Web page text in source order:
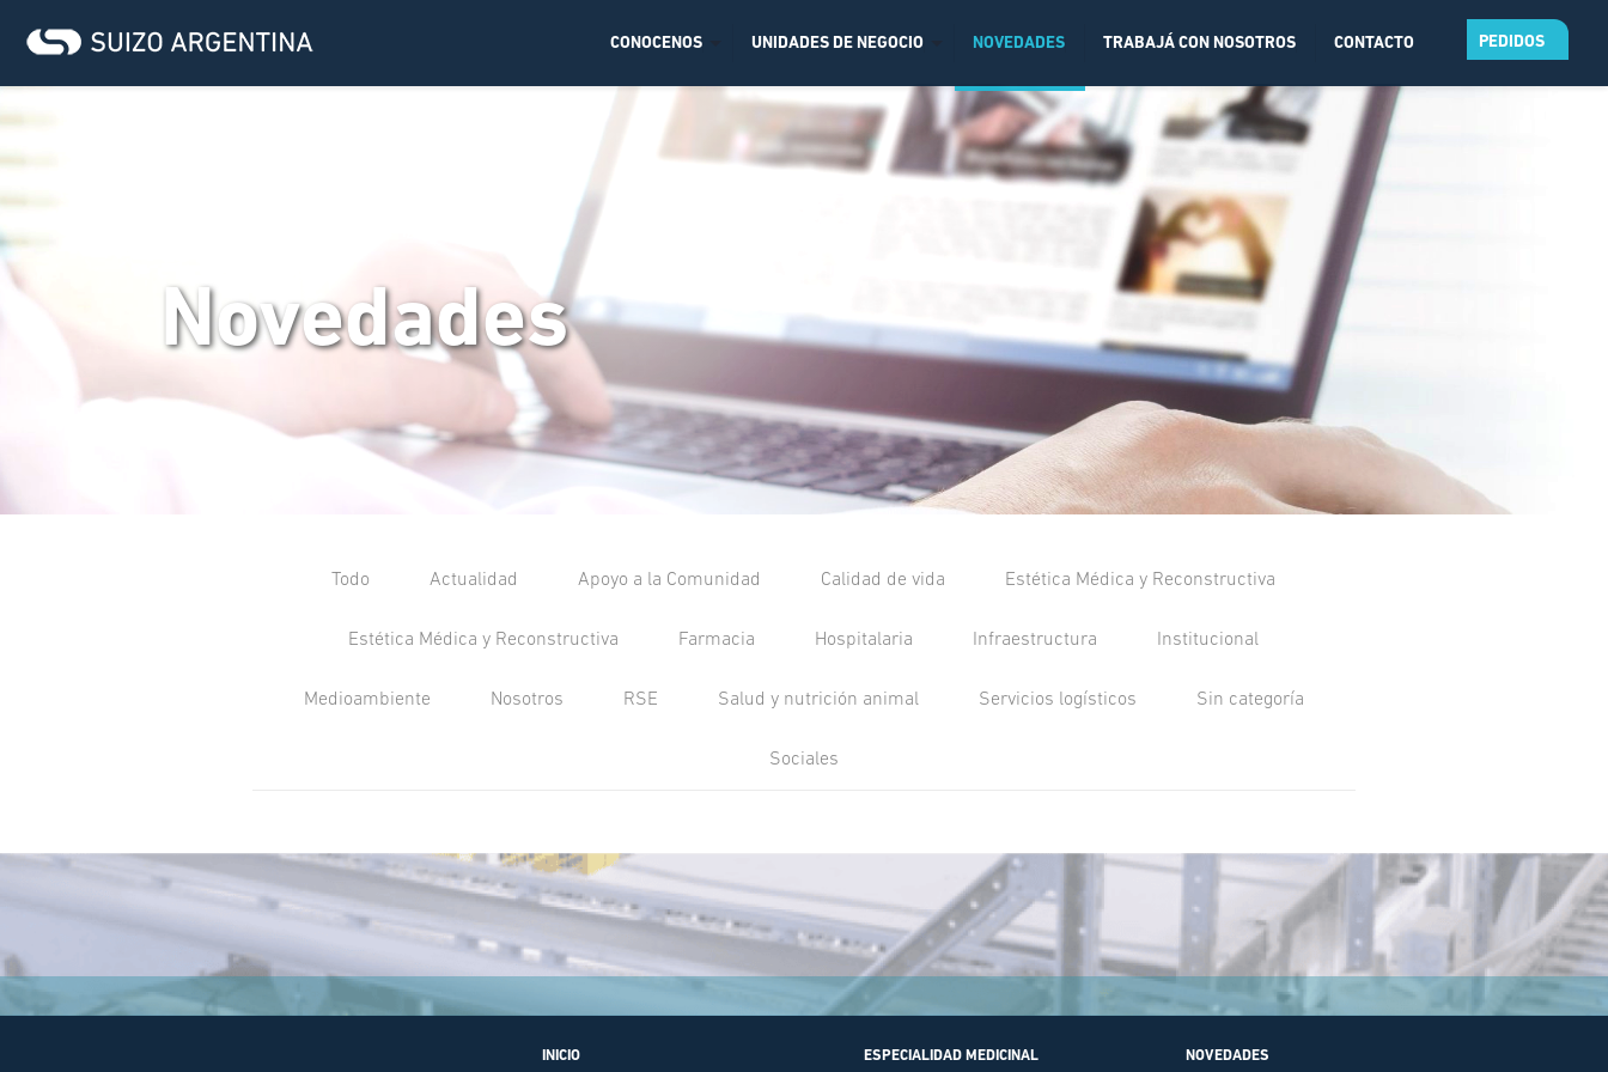
CONOCENOS UNIDADES DE NEGOCIO NOVEDADES TRABAJÁ CON NOSOTROS CONTACTO PEDIDOS
Novedades
Todo Actualidad Apoyo a la Comunidad Calidad de vida Estética Médica y Reconstructiva
Estética Médica y Reconstructiva Farmacia Hospitalaria Infraestructura Institucional
Medioambiente Nosotros RSE Salud y nutrición animal Servicios logísticos Sin categoría
Sociales
INICIO ESPECIALIDAD MEDICINAL NOVEDADES